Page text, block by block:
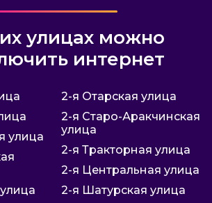
улицах можно
интернет
улица
2-я Отарская улица
2-я Старо-Аракчинская
улица
2-я Тракторная улица
2-я Центральная улица
2-я Шатурская улица